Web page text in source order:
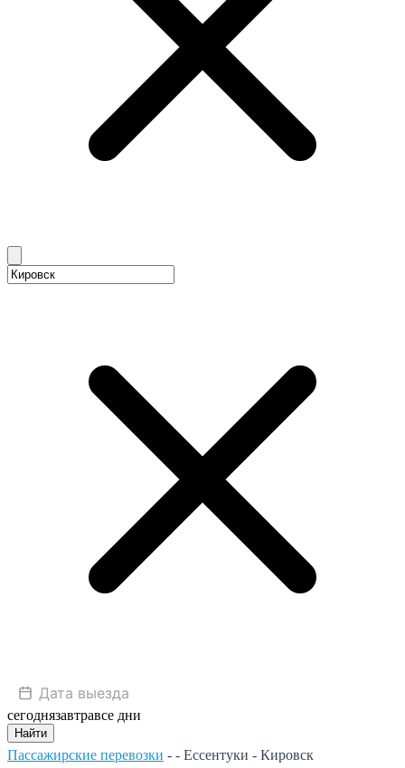
сегоднязавтравсе дни
Найти
Пассажирские перевозки - - Ессентуки - Кировск